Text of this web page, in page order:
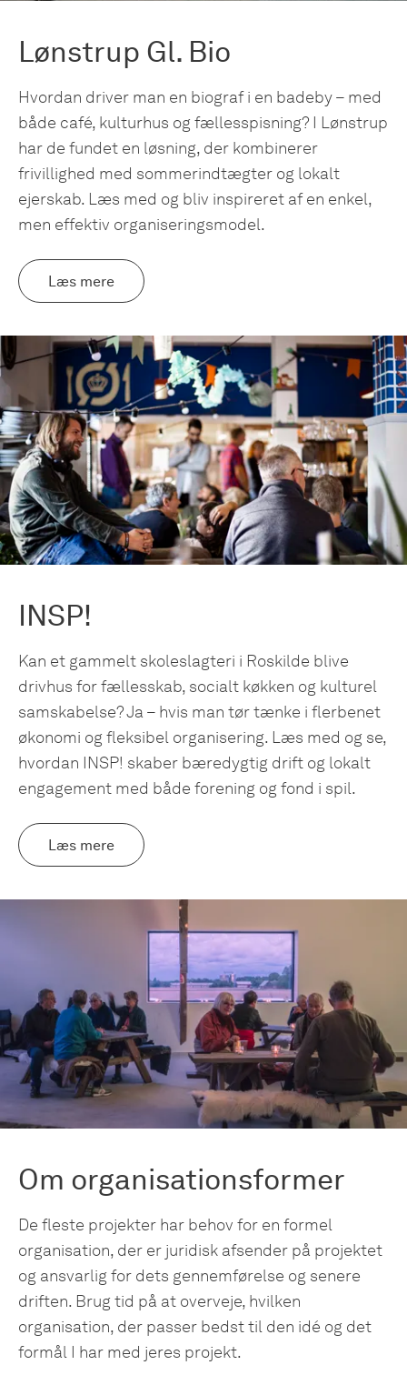
Lønstrup Gl. Bio
Hvordan driver man en biograf i en badeby – med
både café, kulturhus og fællesspisning? I Lønstrup
har de fundet en løsning, der kombinerer
frivillighed med sommerindtægter og lokalt
ejerskab. Læs med og bliv inspireret af en enkel,
men effektiv organiseringsmodel.
Læs mere
INSP!
Kan et gammelt skoleslagteri i Roskilde blive
drivhus for fællesskab, socialt køkken og kulturel
samskabelse? Ja – hvis man tør tænke i flerbenet
økonomi og fleksibel organisering. Læs med og se,
hvordan INSP! skaber bæredygtig drift og lokalt
engagement med både forening og fond i spil.
Læs mere
Om organisationsformer
De fleste projekter har behov for en formel
organisation, der er juridisk afsender på projektet
og ansvarlig for dets gennemførelse og senere
driften. Brug tid på at overveje, hvilken
organisation, der passer bedst til den idé og det
formål I har med jeres projekt.